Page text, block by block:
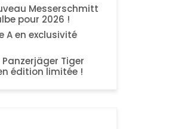
Messerschmitt
pour 2026 !
A en exclusivité
Panzerjäger Tiger
édition limitée !